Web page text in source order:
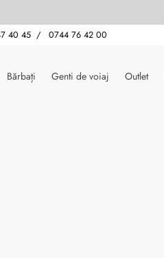
40 45 / 0744 76 42 00
Bărbați Genti de voiaj Outlet